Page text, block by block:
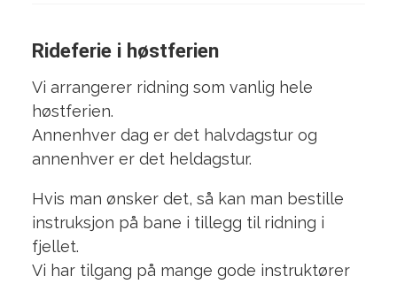
Rideferie i høstferien
Vi arrangerer ridning som vanlig hele
høstferien.
Annenhver dag er det halvdagstur og
annenhver er det heldagstur.
Hvis man ønsker det, så kan man bestille
instruksjon på bane i tillegg til ridning i
fjellet.
Vi har tilgang på mange gode instruktører